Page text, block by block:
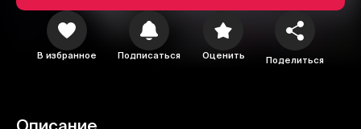
В избранное Подписаться Оценить Поделиться
Отменить Авторизоваться